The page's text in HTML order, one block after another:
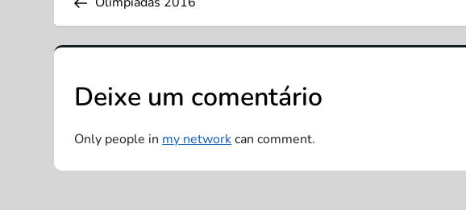
a
v
e
g
a
Deixe um comentário
Only people in my networkcan comment.